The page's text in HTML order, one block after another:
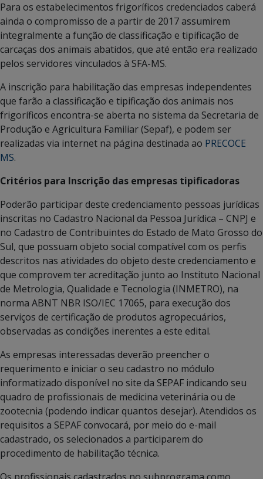
Para os estabelecimentos frigoríficos credenciados caberá
ainda o compromisso de a partir de 2017 assumirem
integralmente a função de classificação e tipificação de
carcaças dos animais abatidos, que até então era realizado
pelos servidores vinculados à SFA-MS.
A inscrição para habilitação das empresas independentes
que farão a classificação e tipificação dos animais nos
frigoríficos encontra-se aberta no sistema da Secretaria de
Produção e Agricultura Familiar (Sepaf), e podem ser
realizadas via internet na página destinada ao PRECOCE
MS.
Critérios para Inscrição das empresas tipificadoras
Poderão participar deste credenciamento pessoas jurídicas
inscritas no Cadastro Nacional da Pessoa Jurídica – CNPJ e
no Cadastro de Contribuintes do Estado de Mato Grosso do
Sul, que possuam objeto social compatível com os perfis
descritos nas atividades do objeto deste credenciamento e
que comprovem ter acreditação junto ao Instituto Nacional
de Metrologia, Qualidade e Tecnologia (INMETRO), na
norma ABNT NBR ISO/IEC 17065, para execução dos
serviços de certificação de produtos agropecuários,
observadas as condições inerentes a este edital.
As empresas interessadas deverão preencher o
requerimento e iniciar o seu cadastro no módulo
informatizado disponível no site da SEPAF indicando seu
quadro de profissionais de medicina veterinária ou de
zootecnia (podendo indicar quantos desejar). Atendidos os
requisitos a SEPAF convocará, por meio do e-mail
cadastrado, os selecionados a participarem do
procedimento de habilitação técnica.